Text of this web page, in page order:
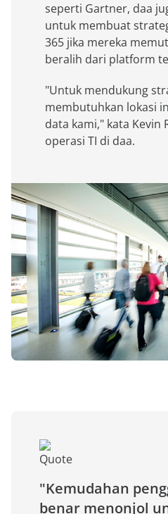
seperti Gartner, daa
untuk membuat
365 jika mereka
beralih dari platform
"Untuk mendukung
membutuhkan lokasi
data kami," kata Kevin
operasi TI di daa.
"Kemudahan
benar menonjol